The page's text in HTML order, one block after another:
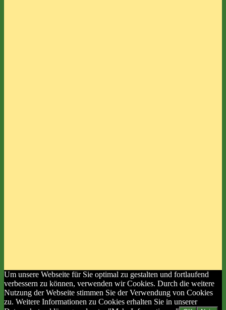
Um unsere Webseite für Sie optimal zu gestalten und fortlaufend
verbessern zu können, verwenden wir Cookies. Durch die weitere
Nutzung der Webseite stimmen Sie der Verwendung von Cookies
zu. Weitere Informationen zu Cookies erhalten Sie in unserer